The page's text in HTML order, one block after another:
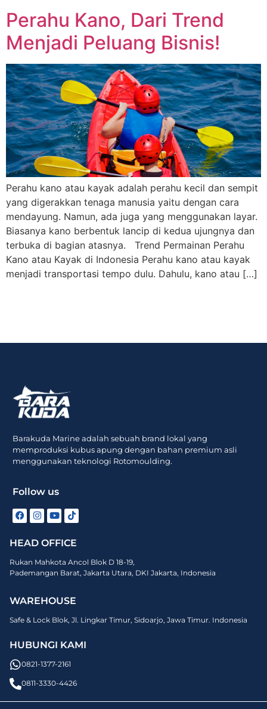
Perahu Kano, Dari Trend
Menjadi Peluang Bisnis!
Perahu kano atau kayak adalah perahu kecil dan sempit
yang digerakkan tenaga manusia yaitu dengan cara
mendayung. Namun, ada juga yang menggunakan layar.
Biasanya kano berbentuk lancip di kedua ujungnya dan
terbuka di bagian atasnya. Trend Permainan Perahu
Kano atau Kayak di Indonesia Perahu kano atau kayak
menjadi transportasi tempo dulu. Dahulu, kano atau […]
Barakuda Marine adalah sebuah brand lokal yang
memproduksi kubus apung dengan bahan premium asli
menggunakan teknologi Rotomoulding.
Follow us
HEAD OFFICE
Rukan Mahkota Ancol Blok D 18-19,
Pademangan Barat, Jakarta Utara, DKI Jakarta, Indonesia
WAREHOUSE
Safe & Lock Blok, Jl. Lingkar Timur, Sidoarjo, Jawa Timur. Indonesia
HUBUNGI KAMI
0821-1377-2161
0811-3330-4426